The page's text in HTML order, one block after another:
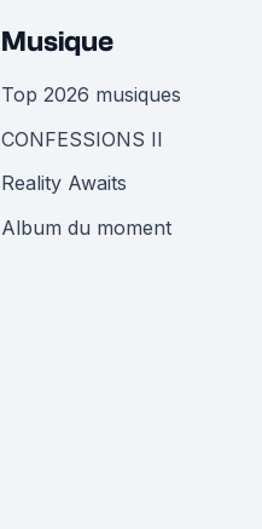
Musique
Top 2026 musiques
CONFESSIONS II
Reality Awaits
Album du moment